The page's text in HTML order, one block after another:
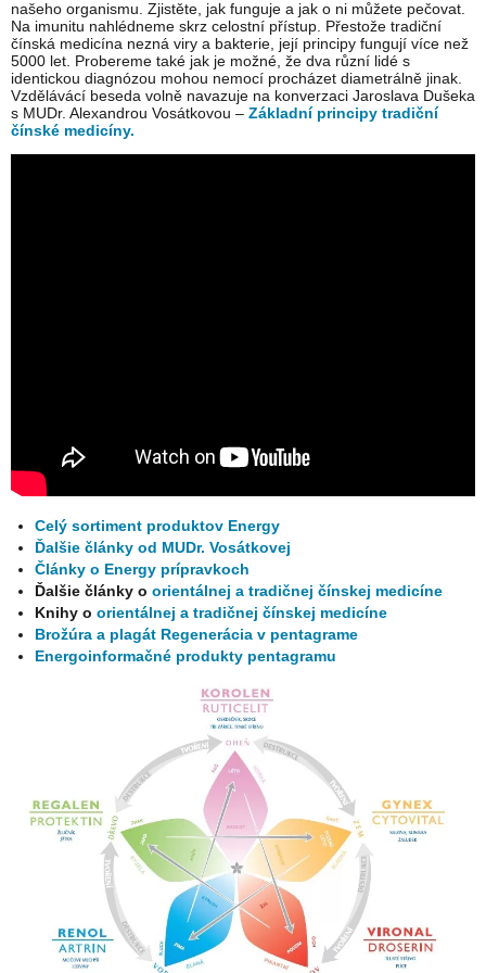
našeho organismu. Zjistěte, jak funguje a jak o ni můžete pečovat.
Na imunitu nahlédneme skrz celostní přístup. Přestože tradiční
čínská medicína nezná viry a bakterie, její principy fungují více než
5000 let. Probereme také jak je možné, že dva různí lidé s
identickou diagnózou mohou nemocí procházet diametrálně jinak.
Vzdělávácí beseda volně navazuje na konverzaci Jaroslava Dušeka
s MUDr. Alexandrou Vosátkovou – Základní principy tradiční
čínské medicíny.
Celý sortiment produktov Energy
Ďalšie články od MUDr. Vosátkovej
Články o Energy prípravkoch
Ďalšie články oorientálnej a tradičnej čínskej medicíne
Knihy oorientálnej a tradičnej čínskej medicíne
Brožúra a plagát Regenerácia v pentagrame
Energoinformačné produkty pentagramu